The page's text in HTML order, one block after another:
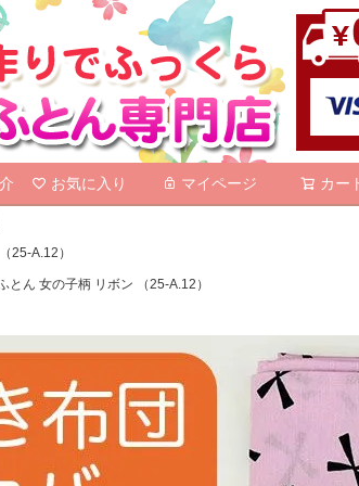
お気に入り マイページ カー
検索
25-A.12）
とん 女の子柄 リボン （25-A.12）